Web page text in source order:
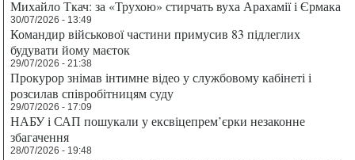
Михайло Ткач: за «Трухою» стирчать вуха Арахамії і Єрмака
30/07/2026 - 13:49
Командир військової частини примусив 83 підлеглих
будувати йому маєток
29/07/2026 - 21:38
Прокурор знімав інтимне відео у службовому кабінеті і
розсилав співробітницям суду
29/07/2026 - 17:09
НАБУ і САП пошукали у ексвіцепрем’єрки незаконне
збагачення
28/07/2026 - 19:48